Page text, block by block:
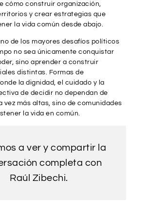
cómo construir organización,
y crear estrategias que
la vida común desde abajo.
de los mayores desafíos políticos
no sea únicamente conquistar
sino aprender a construir
distintas. Formas de
la dignidad, el cuidado y la
de decidir no dependan de
vez más altas, sino de comunidades
la vida en común.
a ver y compartir la
completa con
Raúl Zibechi.